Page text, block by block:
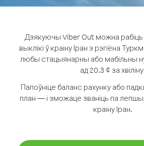
Дзякуючы Viber Out можна
выклікі ў краіну Іран з рэгіёна
любы стацыянарны або мабільны
ад 20.3 ¢ за
Папоўніце баланс рахунку або
план — і зможаце званіць па лепшых
краіну Іран.